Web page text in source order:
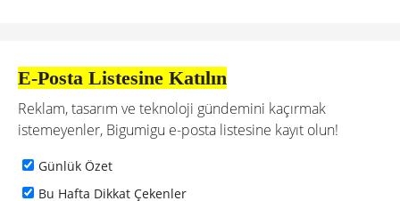
E-Posta Listesine Katılın
Reklam, tasarım ve teknoloji gündemini kaçırmak
istemeyenler, Bigumigu e-posta listesine kayıt olun!
Günlük Özet
Bu Hafta Dikkat Çekenler